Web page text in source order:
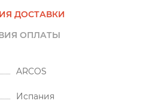
ДОСТАВКИ
ОПЛАТЫ
ARCOS
Испания